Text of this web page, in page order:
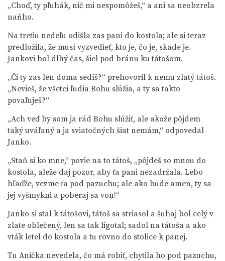
„Choď, ty pľuhák, nič mi nespomôžeš,“ a ani sa neobzrela
naňho.
Na tretiu nedeľu odišla zas pani do kostola; ale si teraz
predložila, že musí vyzvedieť, kto je, čo je, skade je.
Jankovi bol dlhý čas, šiel pod bránu ku tátošom.
„Či ty zas len doma sedíš?“ prehovoril k nemu zlatý tátoš.
„Nevieš, že všetci ľudia Bohu slúžia, a ty sa takto
povaľuješ?“
„Ach veď by som ja rád Bohu slúžiť, ale akože pôjdem
taký uváľaný a ja sviatočných šiat nemám,“ odpovedal
Janko.
„Staň si ko mne,“ povie na to tátoš, „pôjdeš so mnou do
kostola, aleže daj pozor, aby ťa pani nezadržala. Lebo
hľaďže, vezme ťa pod pazuchu; ale ako bude amen, ty sa
jej vyšmykni a poberaj sa von!“
Janko si stal k tátošovi, tátoš sa striasol a šuhaj bol celý v
zlate oblečený, len sa tak ligotal; sadol na tátoša a ako
vták letel do kostola a tu rovno do stolice k panej.
Tu Anička nevedela, čo má robiť, chytila ho pod pazuchu,